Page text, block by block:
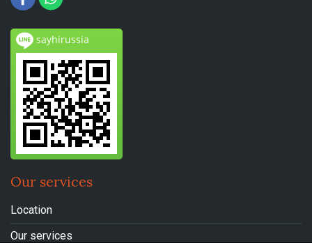
sayhirussia
Our services
Location
Our services